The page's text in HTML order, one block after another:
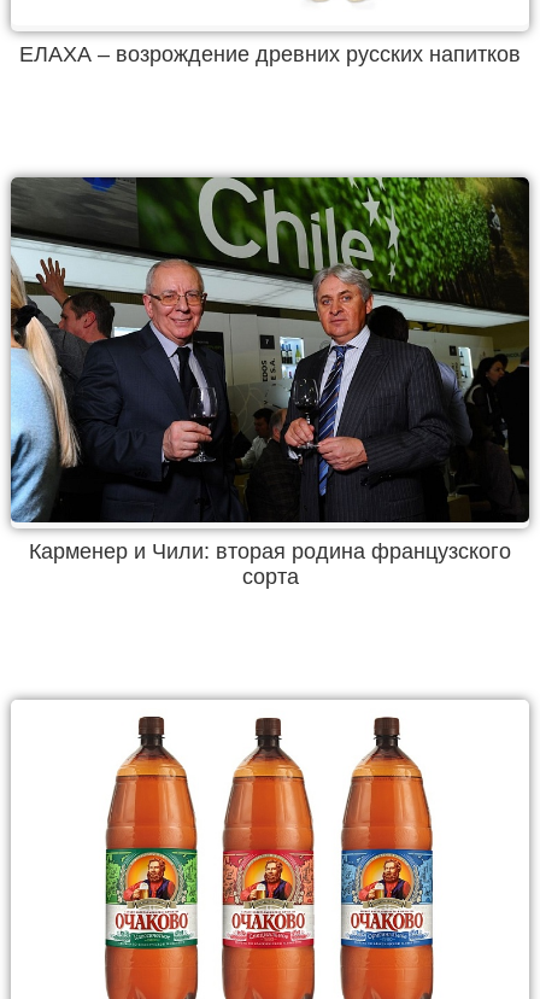
ЕЛАХА – возрождение древних русских напитков
Карменер и Чили: вторая родина французского
сорта